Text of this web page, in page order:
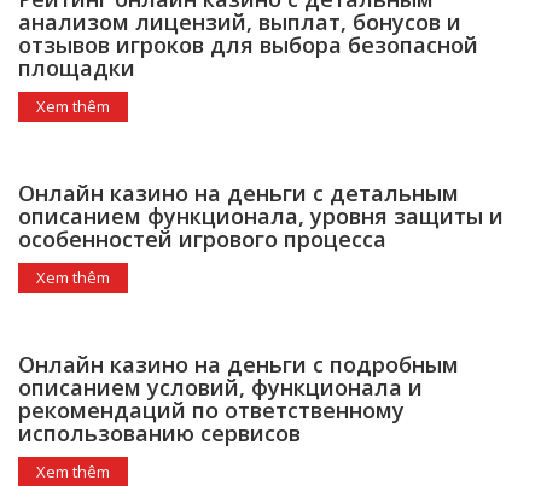
анализом лицензий, выплат, бонусов и
отзывов игроков для выбора безопасной
площадки
Xem thêm
Онлайн казино на деньги с детальным
описанием функционала, уровня защиты и
особенностей игрового процесса
Xem thêm
Онлайн казино на деньги с подробным
описанием условий, функционала и
рекомендаций по ответственному
использованию сервисов
Xem thêm